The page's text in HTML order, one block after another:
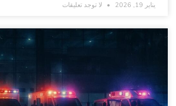
يناير 19, 2026 لا توجد تعليقات